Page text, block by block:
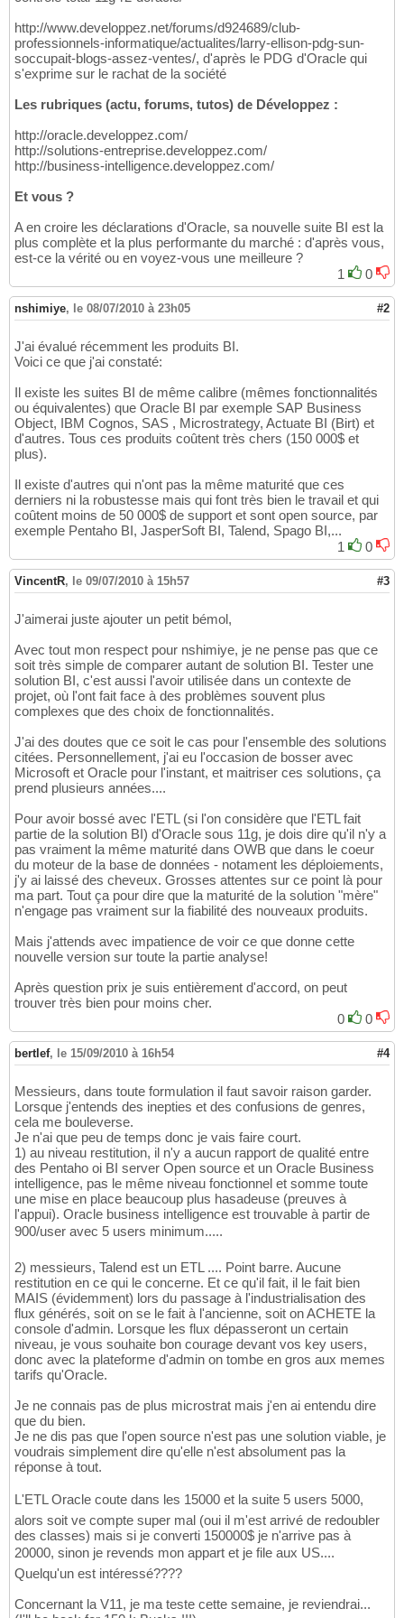
http://www.developpez.net/forums/d924689/club-
professionnels-informatique/actualites/larry-ellison-pdg-sun-
soccupait-blogs-assez-ventes/, d'après le PDG d'Oracle qui
s'exprime sur le rachat de la société
Les rubriques (actu, forums, tutos) de Développez :
http://oracle.developpez.com/
http://solutions-entreprise.developpez.com/
http://business-intelligence.developpez.com/
Et vous ?
A en croire les déclarations d'Oracle, sa nouvelle suite BI est la
plus complète et la plus performante du marché : d'après vous,
est-ce la vérité ou en voyez-vous une meilleure ?
1
0
nshimiye, le 08/07/2010 à 23h05 #2
J'ai évalué récemment les produits BI.
Voici ce que j'ai constaté:
Il existe les suites BI de même calibre (mêmes fonctionnalités
ou équivalentes) que Oracle BI par exemple SAP Business
Object, IBM Cognos, SAS , Microstrategy, Actuate BI (Birt) et
d'autres. Tous ces produits coûtent très chers (150 000$ et
plus).
Il existe d'autres qui n'ont pas la même maturité que ces
derniers ni la robustesse mais qui font très bien le travail et qui
coûtent moins de 50 000$ de support et sont open source, par
exemple Pentaho BI, JasperSoft BI, Talend, Spago BI,...
1
0
VincentR, le 09/07/2010 à 15h57 #3
J'aimerai juste ajouter un petit bémol,
Avec tout mon respect pour nshimiye, je ne pense pas que ce
soit très simple de comparer autant de solution BI. Tester une
solution BI, c'est aussi l'avoir utilisée dans un contexte de
projet, où l'ont fait face à des problèmes souvent plus
complexes que des choix de fonctionnalités.
J'ai des doutes que ce soit le cas pour l'ensemble des solutions
citées. Personnellement, j'ai eu l'occasion de bosser avec
Microsoft et Oracle pour l'instant, et maitriser ces solutions, ça
prend plusieurs années....
Pour avoir bossé avec l'ETL (si l'on considère que l'ETL fait
partie de la solution BI) d'Oracle sous 11g, je dois dire qu'il n'y a
pas vraiment la même maturité dans OWB que dans le coeur
du moteur de la base de données - notament les déploiements,
j'y ai laissé des cheveux. Grosses attentes sur ce point là pour
ma part. Tout ça pour dire que la maturité de la solution "mère"
n'engage pas vraiment sur la fiabilité des nouveaux produits.
Mais j'attends avec impatience de voir ce que donne cette
nouvelle version sur toute la partie analyse!
Après question prix je suis entièrement d'accord, on peut
trouver très bien pour moins cher.
0
0
bertlef, le 15/09/2010 à 16h54 #4
Messieurs, dans toute formulation il faut savoir raison garder.
Lorsque j'entends des inepties et des confusions de genres,
cela me bouleverse.
Je n'ai que peu de temps donc je vais faire court.
1) au niveau restitution, il n'y a aucun rapport de qualité entre
des Pentaho oi BI server Open source et un Oracle Business
intelligence, pas le même niveau fonctionnel et somme toute
une mise en place beaucoup plus hasadeuse (preuves à
l'appui). Oracle business intelligence est trouvable à partir de
900/user avec 5 users minimum.....
2) messieurs, Talend est un ETL .... Point barre. Aucune
restitution en ce qui le concerne. Et ce qu'il fait, il le fait bien
MAIS (évidemment) lors du passage à l'industrialisation des
flux générés, soit on se le fait à l'ancienne, soit on ACHETE la
console d'admin. Lorsque les flux dépasseront un certain
niveau, je vous souhaite bon courage devant vos key users,
donc avec la plateforme d'admin on tombe en gros aux memes
tarifs qu'Oracle.
Je ne connais pas de plus microstrat mais j'en ai entendu dire
que du bien.
Je ne dis pas que l'open source n'est pas une solution viable, je
voudrais simplement dire qu'elle n'est absolument pas la
réponse à tout.
L'ETL Oracle coute dans les 15000 et la suite 5 users 5000,
alors soit ve compte super mal (oui il m'est arrivé de redoubler
des classes) mais si je converti 150000$ je n'arrive pas à
20000, sinon je revends mon appart et je file aux US....
Quelqu'un est intéressé????
Concernant la V11, je ma teste cette semaine, je reviendrai...